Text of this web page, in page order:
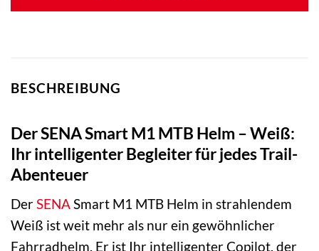
BESCHREIBUNG
Der SENA Smart M1 MTB Helm – Weiß:
Ihr intelligenter Begleiter für jedes Trail-
Abenteuer
DerSENASmart M1 MTB Helm in strahlendem
Weiß ist weit mehr als nur ein gewöhnlicher
Fahrradhelm. Er ist Ihr intelligenter Copilot, der